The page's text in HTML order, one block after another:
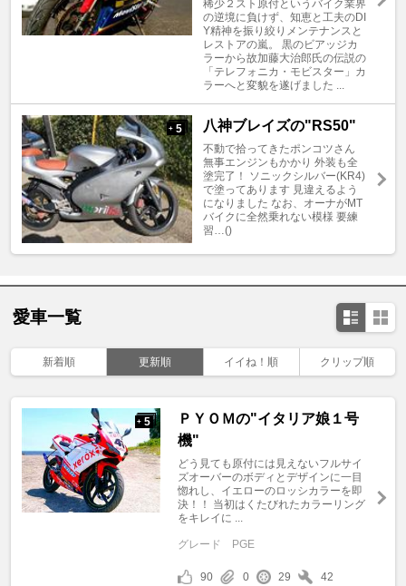
稀少２スト原付というバイク業界
の逆境に負けず、知恵と工夫のDI
Y精神を振り絞りメンテナンスと
レストアの嵐。 黒のビアッジカ
ラーから故加藤大治郎氏の伝説の
「テレフォニカ・モビスター」カ
ラーへと変貌を遂げました ...
+ 5 八神ブレイズの"RS50"
不動で拾ってきたポンコツさん
無事エンジンもかかり 外装も全
塗完了！ ソニックシルバー(KR4)
で塗ってあります 見違えるよう
になりました なお、オーナがMT
バイクに全然乗れない模様 要練
習…()
愛車一覧
新着順 更新順 イイね！順 クリップ順
+ 5
ＰＹＯＭの"イタリア娘１号
機"
どう見ても原付には見えないフルサイ
ズオーバーのボディとデザインに一目
惚れし、イエローのロッシカラーを即
決！！ 当初はくたびれたカラーリング
をキレイに ...
グレード PGE
90 0 29 42